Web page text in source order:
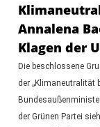
Annalena
Klagen der
Die beschlossene
der „Klimaneutralität
der Grünen Partei